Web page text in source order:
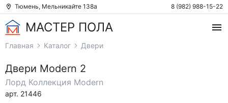
Тюмень, Мельникайте 138а 8 (982) 988-15-22
МАСТЕР ПОЛА
Главная Каталог Двери
Двери Modern 2
Лорд Коллекция Modern
арт. 21446